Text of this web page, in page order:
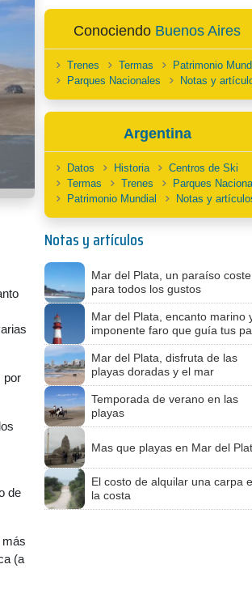
por
de
más
(a
Conociendo Buenos Aires
Trenes Termas
Patrimonio
Parques Nacionales
Notas y
Argentina
Datos Historia
Centros de Ski
Termas
Trenes
Parques
Patrimonio Mundial
Notas y
Notas y artículos
Mar del Plata, un paraíso
para todos los gustos
Mar del Plata, encanto marino
imponente faro que guía tus
Mar del Plata, disfruta de las
playas doradas y el mar
Temporada de verano en las
playas
Mas que playas en Mar del
El costo de alquilar una carpa
la costa